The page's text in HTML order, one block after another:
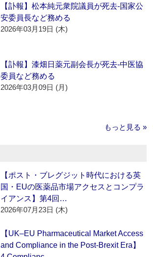
【訃報】松本純元衆院議員が死去‐国家公
安委員長など務める
2026年03月19日 (木)
【訃報】漆畑日薬元副会長が死去‐中医協
委員など務める
2026年03月09日 (月)
もっと見る »
【ポスト・ブレグジット時代における英
国・EUの医薬品市場アクセスとコンプラ
イアンス】第4回…
2026年07月23日 (木)
【UK–EU Pharmaceutical Market Access
and Compliance in the Post-Brexit Era】